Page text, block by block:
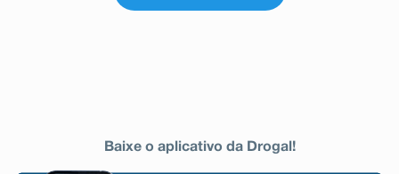
Baixe o aplicativo da Drogal!